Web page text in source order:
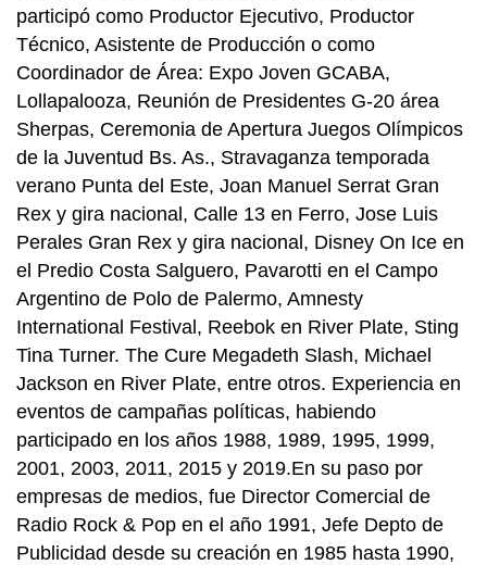
participó como Productor Ejecutivo, Productor
Técnico, Asistente de Producción o como
Coordinador de Área: Expo Joven GCABA,
Lollapalooza, Reunión de Presidentes G-20 área
Sherpas, Ceremonia de Apertura Juegos Olímpicos
de la Juventud Bs. As., Stravaganza temporada
verano Punta del Este, Joan Manuel Serrat Gran
Rex y gira nacional, Calle 13 en Ferro, Jose Luis
Perales Gran Rex y gira nacional, Disney On Ice en
el Predio Costa Salguero, Pavarotti en el Campo
Argentino de Polo de Palermo, Amnesty
International Festival, Reebok en River Plate, Sting
Tina Turner. The Cure Megadeth Slash, Michael
Jackson en River Plate, entre otros. Experiencia en
eventos de campañas políticas, habiendo
participado en los años 1988, 1989, 1995, 1999,
2001, 2003, 2011, 2015 y 2019.En su paso por
empresas de medios, fue Director Comercial de
Radio Rock & Pop en el año 1991, Jefe Depto de
Publicidad desde su creación en 1985 hasta 1990,